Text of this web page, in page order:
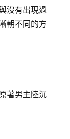
沒有出現過
朝不同的方
著男主陸沉